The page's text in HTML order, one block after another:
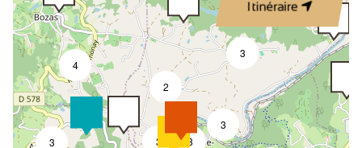
Itinéraire
3
4
3
2
3
8
3